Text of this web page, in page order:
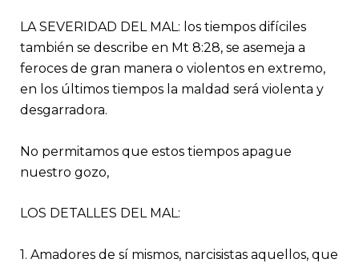
LA SEVERIDAD DEL MAL: los tiempos difíciles
también se describe en Mt 8:28, se asemeja a
feroces de gran manera o violentos en extremo,
en los últimos tiempos la maldad será violenta y
desgarradora.
No permitamos que estos tiempos apague
nuestro gozo,
LOS DETALLES DEL MAL:
1. Amadores de sí mismos, narcisistas aquellos, que